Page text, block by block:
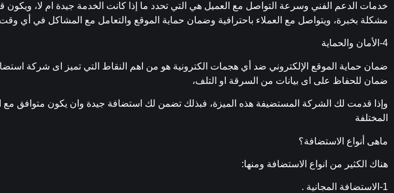
خدمات الدعم الفني وسرعة التواصل مع العميل هي التي تحدد ما إذا كانت الخدمة جيدة ام لا، ويكون
مشكلة بخبرة، ويتواصل مع العملاء باحترافية وضمان حماية الموقع والتعامل مع المشاكل في أي وقت
4-الأمان والحماية
ضمان حماية الموقع الإلكتروني ضد أي هجمات الكترونية هو من اهم النقاط التي تميز اى شركة
ضمان للحفاظ على اى بيانات من السرقة او التلف،
وإذا قدمت لك الشركة المستضيفة هذه الميزة، فبذلك تضمن لك استضافة جيدة وان يكون متوافق مع
المختلفة
ماهى أنواع الاستضافة؟
هناك الكثير من انواع الاستضافة ومنها:
1-الاستضافة المجانية .